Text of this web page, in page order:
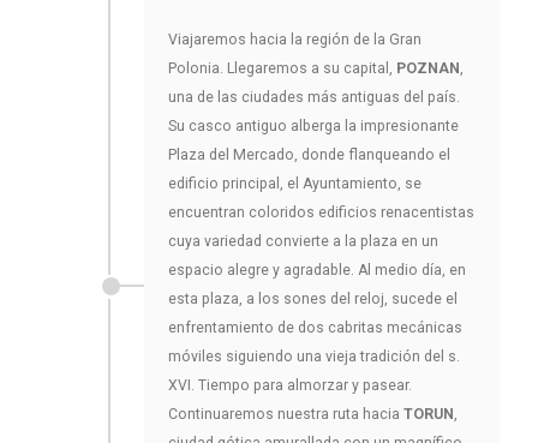
Viajaremos hacia la región de la Gran
Polonia. Llegaremos a su capital, POZNAN
una de las ciudades más antiguas del país.
Su casco antiguo alberga la impresionante
Plaza del Mercado, donde flanqueando el
edificio principal, el Ayuntamiento, se
encuentran coloridos edificios renacentistas
cuya variedad convierte a la plaza en un
espacio alegre y agradable. Al medio día, en
esta plaza, a los sones del reloj, sucede el
enfrentamiento de dos cabritas mecánicas
móviles siguiendo una vieja tradición del s.
XVI. Tiempo para almorzar y pasear.
Continuaremos nuestra ruta hacia TORUN